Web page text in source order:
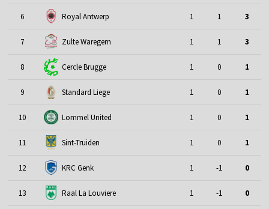
6 Royal Antwerp 1 1 3
7 Zulte Waregem 1 1 3
8 Cercle Brugge 1 0 1
9 Standard Liege 1 0 1
10 Lommel United 1 0 1
11 Sint-Truiden 1 0 1
12 KRC Genk 1 -1 0
13 Raal La Louviere 1 -1 0